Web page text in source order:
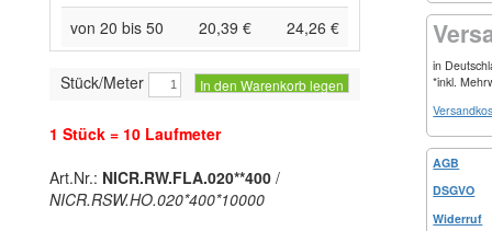
von 20 bis 50
20,39 € 24,26 €
Stück/Meter In den Warenkorb legen
1 Stück = 10 Laufmeter
Art.Nr.: NICR.RW.FLA.020**400 /
NICR.RSW.HO.020*400*10000
in
*inkl.
AGB
DSGVO
Widerruf